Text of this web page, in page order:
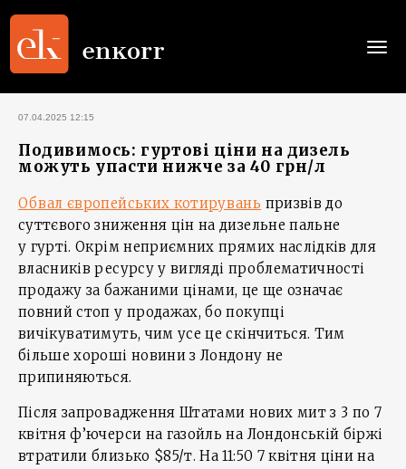
07.04.2025 12:15
Подивимось: гуртові ціни на дизель
можуть упасти нижче за 40 грн/л
Обвал європейських котирувань призвів до
суттєвого зниження цін на дизельне пальне
у гурті. Окрім неприємних прямих наслідків для
власників ресурсу у вигляді проблематичності
продажу за бажаними цінами, це ще означає
повний стоп у продажах, бо покупці
вичікуватимуть, чим усе це скінчиться. Тим
більше хороші новини з Лондону не
припиняються.
Після запровадження Штатами нових мит з 3 по 7
квітня ф’ючерси на газойль на Лондонській біржі
втратили близько $85/т. На 11:50 7 квітня ціни на